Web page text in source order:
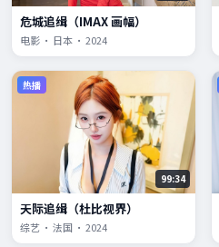
危城追缉（IMAX 画幅）
电影 · 日本 · 2024
热播
99:34
天际追缉（杜比视界）
综艺 · 法国 · 2024